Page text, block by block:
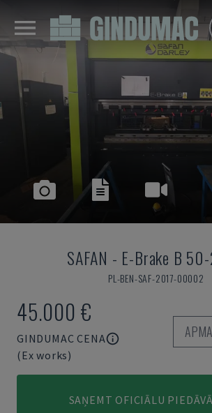
SAFAN - E-Brake B
PL-BEN-SAF-2017-00002
45.000 €
GINDUMAC CENA
(Ex works)
SAŅEMT OFICIĀLU